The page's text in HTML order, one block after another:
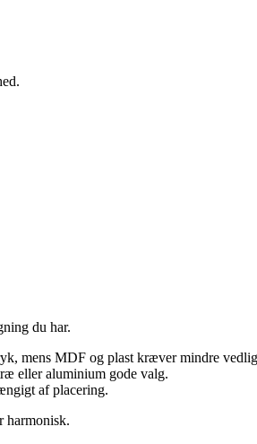
du har.
mens MDF og plast kræver mindre
eller aluminium gode valg.
af placering.
harmonisk.